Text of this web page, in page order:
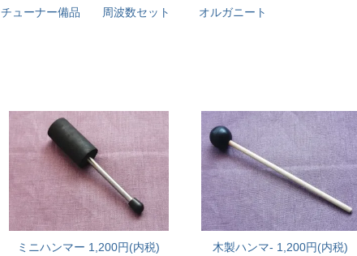
チューナー備品 周波数セット オルガニート
ミニハンマー 1,200円(内税) 木製ハンマ- 1,200円(内税)